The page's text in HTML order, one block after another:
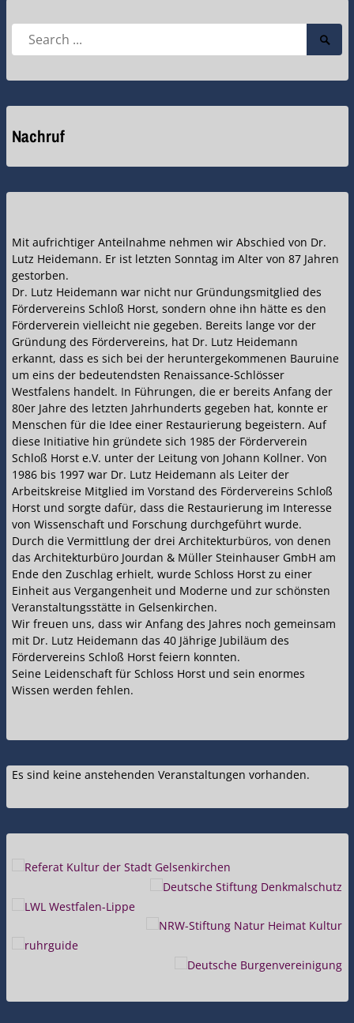
Search
Nachruf
Mit aufrichtiger Anteilnahme nehmen wir Abschied von Dr.
Lutz Heidemann. Er ist letzten Sonntag im Alter von 87 Jahren
gestorben.
Dr. Lutz Heidemann war nicht nur Gründungsmitglied des
Fördervereins Schloß Horst, sondern ohne ihn hätte es den
Förderverein vielleicht nie gegeben. Bereits lange vor der
Gründung des Fördervereins, hat Dr. Lutz Heidemann
erkannt, dass es sich bei der heruntergekommenen Bauruine
um eins der bedeutendsten Renaissance-Schlösser
Westfalens handelt. In Führungen, die er bereits Anfang der
80er Jahre des letzten Jahrhunderts gegeben hat, konnte er
Menschen für die Idee einer Restaurierung begeistern. Auf
diese Initiative hin gründete sich 1985 der Förderverein
Schloß Horst e.V. unter der Leitung von Johann Kollner. Von
1986 bis 1997 war Dr. Lutz Heidemann als Leiter der
Arbeitskreise Mitglied im Vorstand des Fördervereins Schloß
Horst und sorgte dafür, dass die Restaurierung im Interesse
von Wissenschaft und Forschung durchgeführt wurde.
Durch die Vermittlung der drei Architekturbüros, von denen
das Architekturbüro Jourdan & Müller Steinhauser GmbH am
Ende den Zuschlag erhielt, wurde Schloss Horst zu einer
Einheit aus Vergangenheit und Moderne und zur schönsten
Veranstaltungsstätte in Gelsenkirchen.
Wir freuen uns, dass wir Anfang des Jahres noch gemeinsam
mit Dr. Lutz Heidemann das 40 Jährige Jubiläum des
Fördervereins Schloß Horst feiern konnten.
Seine Leidenschaft für Schloss Horst und sein enormes
Wissen werden fehlen.
Es sind keine anstehenden Veranstaltungen vorhanden.